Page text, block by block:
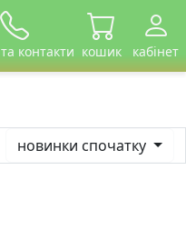
контакти кошик кабінет
новинки спочатку